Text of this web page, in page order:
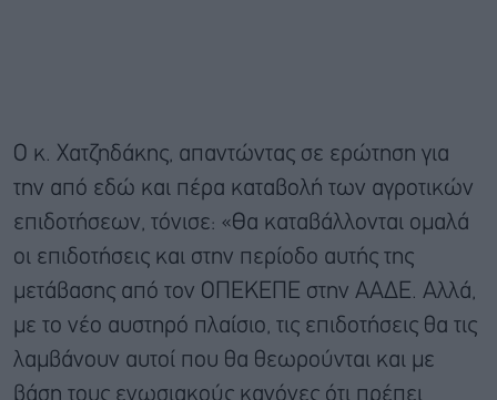
Ο κ. Χατζηδάκης, απαντώντας σε ερώτηση για
την από εδώ και πέρα καταβολή των αγροτικών
επιδοτήσεων, τόνισε: «Θα καταβάλλονται ομαλά
οι επιδοτήσεις και στην περίοδο αυτής της
μετάβασης από τον ΟΠΕΚΕΠΕ στην ΑΑΔΕ. Αλλά,
με το νέο αυστηρό πλαίσιο, τις επιδοτήσεις θα τις
λαμβάνουν αυτοί που θα θεωρούνται και με
βάση τους ενωσιακούς κανόνες ότι πρέπει